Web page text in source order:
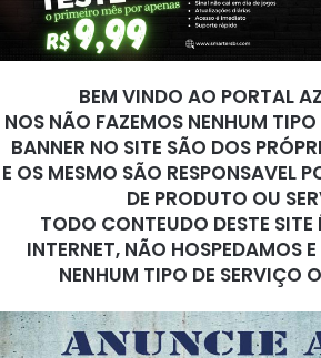
BEM VINDO AO PORTAL
NOS NÃO FAZEMOS NENHUM
BANNER NO SITE SÃO DOS
E OS MESMO SÃO RESPONSAVEL
DE PRODUTO OU
TODO CONTEUDO DESTE SITE
INTERNET, NÃO HOSPEDAMOS
NENHUM TIPO DE SERVIÇO